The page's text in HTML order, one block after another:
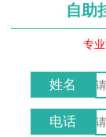
自助
专
姓名
电话